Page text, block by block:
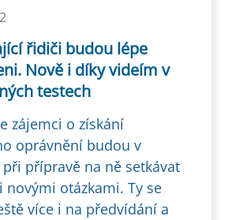
řidiči budou lépe
Nově i díky videím v
testech
zájemci o získání
oprávnění budou v
přípravě na ně setkávat
novými otázkami. Ty se
více i na předvídání a